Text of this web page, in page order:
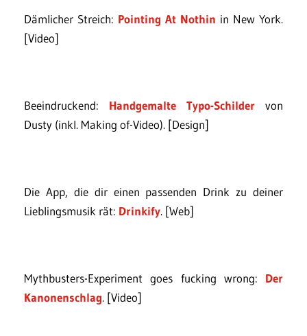
Dämlicher Streich: Pointing At Nothin in New York.
[Video]
Beeindruckend: Handgemalte Typo-Schilder von
Dusty (inkl. Making of-Video). [Design]
Die App, die dir einen passenden Drink zu deiner
Lieblingsmusik rät: Drinkify. [Web]
Mythbusters-Experiment goes fucking wrong: Der
Kanonenschlag. [Video]